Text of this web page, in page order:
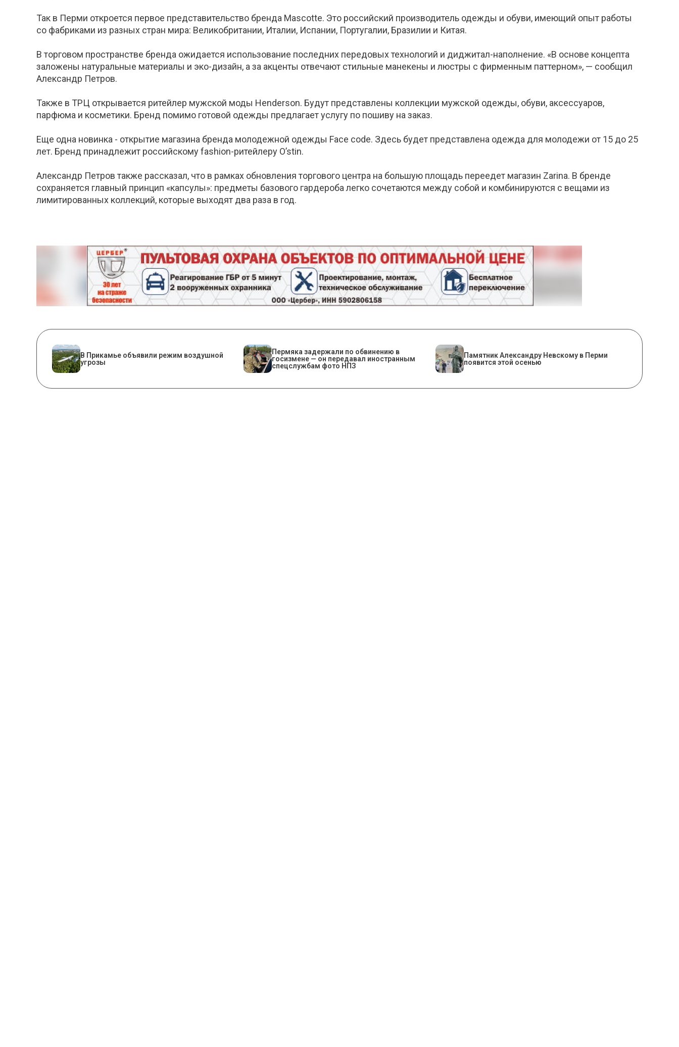
Так в Перми откроется первое представительство бренда Mascotte. Это российский производитель одежды и обуви, имеющий опыт работы
со фабриками из разных стран мира: Великобритании, Италии, Испании, Португалии, Бразилии и Китая.
В торговом пространстве бренда ожидается использование последних передовых технологий и диджитал-наполнение. «В основе концепта
заложены натуральные материалы и эко-дизайн, а за акценты отвечают стильные манекены и люстры с фирменным паттерном», — сообщил
Александр Петров.
Также в ТРЦ открывается ритейлер мужской моды Henderson. Будут представлены коллекции мужской одежды, обуви, аксессуаров,
парфюма и косметики. Бренд помимо готовой одежды предлагает услугу по пошиву на заказ.
Еще одна новинка - открытие магазина бренда молодежной одежды Face code. Здесь будет представлена одежда для молодежи от 15 до 25
лет. Бренд принадлежит российскому fashion-ритейлеру O’stin.
Александр Петров также рассказал, что в рамках обновления торгового центра на большую площадь переедет магазин Zarina. В бренде
сохраняется главный принцип «капсулы»: предметы базового гардероба легко сочетаются между собой и комбинируются с вещами из
лимитированных коллекций, которые выходят два раза в год.
В Прикамье объявили режим воздушной
угрозы
Пермяка задержали по обвинению в
госизмене — он передавал иностранным
спецслужбам фото НПЗ
​Памятник Александру Невскому в Перми
появится этой осенью